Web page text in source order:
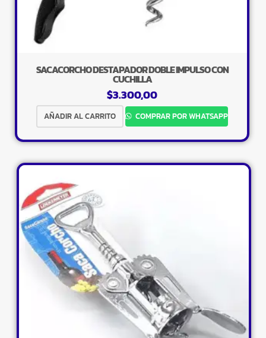
SACACORCHO DESTAPADOR DOBLE IMPULSO CON
CUCHILLA
$3.300,00
AÑADIR AL CARRITO COMPRAR POR WHATSAPP